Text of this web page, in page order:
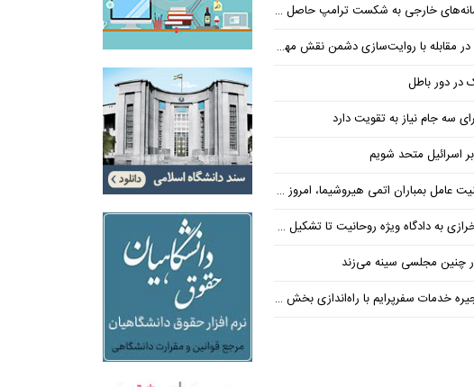
خارجی به شکست ترامپ حاصل مجاهدت رسانه‌های انقلابی است
مقابله با روایت‌سازی دشمن نقش مهمی دارند
در دور باطل
سه جام نیاز به تقویت دارد
اسرائیل متحد شویم
بمباران اتمی هیروشیما، امروز در واشنگتن حاکم است
به دادگاه ویژه روحانیت تا تشکیل ۷۰۰ پرونده تعهدات ارزی
چنین مجلسی سینه می‌زند
خدمات سفرپرایم با راه‌اندازی بخش تور